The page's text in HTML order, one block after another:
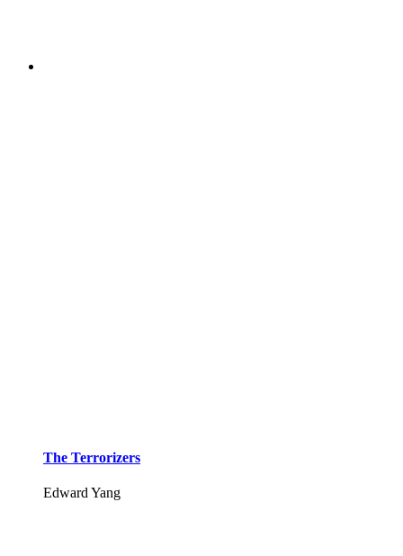
The Terrorizers
Edward Yang